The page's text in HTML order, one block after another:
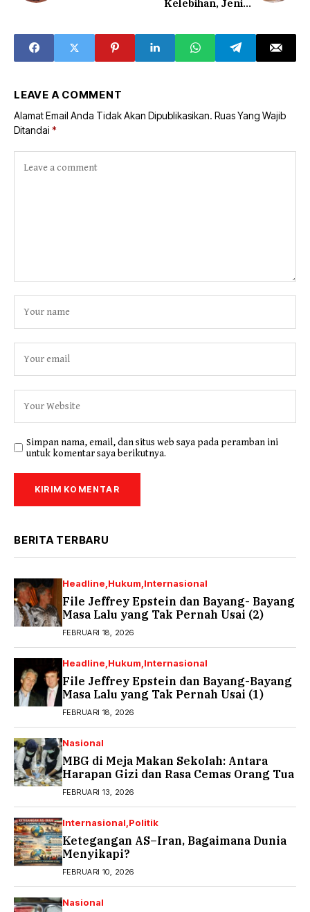
Kelebihan, Jenis,
LEAVE A COMMENT
Alamat Email Anda Tidak Akan Dipublikasikan. Ruas Yang Wajib
Ditandai *
Simpan nama, email, dan situs web saya pada peramban ini
untuk komentar saya berikutnya.
BERITA TERBARU
Headline Hukum Internasional
File Jeffrey Epstein dan Bayang- Bayang
Masa Lalu yang Tak Pernah Usai (2)
FEBRUARI 18, 2026
Headline Hukum Internasional
File Jeffrey Epstein dan Bayang-Bayang
Masa Lalu yang Tak Pernah Usai (1)
FEBRUARI 18, 2026
Nasional
MBG di Meja Makan Sekolah: Antara
Harapan Gizi dan Rasa Cemas Orang Tua
FEBRUARI 13, 2026
Internasional Politik
Ketegangan AS–Iran, Bagaimana Dunia
Menyikapi?
FEBRUARI 10, 2026
Nasional